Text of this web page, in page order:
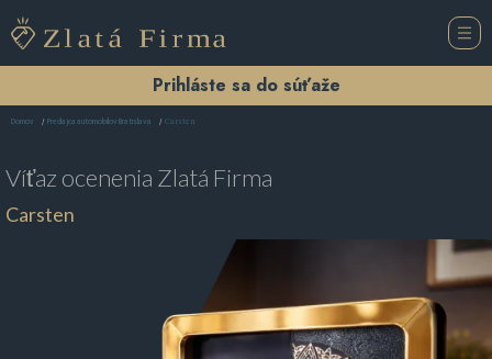
Prihláste sa do súťaže
Domov Predajca automobilov Bratislava Carsten
Víťaz ocenenia Zlatá Firma
Carsten